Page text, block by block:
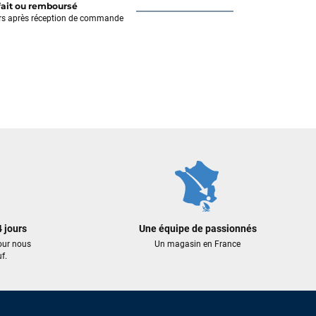
ou remboursé
après réception de commande
jours
nous
Une équipe de passionnés
Un magasin en France